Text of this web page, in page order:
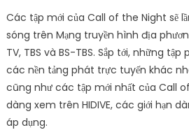
Các tập mới của Call of the Night sẽ
sóng trên Mạng truyền hình địa
TV, TBS và BS-TBS. Sắp tới, những
các nền tảng phát trực tuyến khác
cũng như các tập mới nhất của Call
dàng xem trên HIDIVE, các giới hạn
áp dụng.